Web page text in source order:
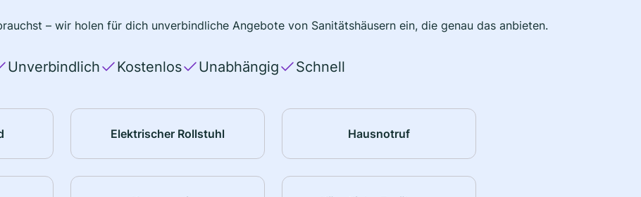
– wir holen für dich unverbindliche Angebote von Sanitätshäusern ein, die genau das anbieten.
Unverbindlich Kostenlos Unabhängig Schnell
Elektrischer Rollstuhl Hausnotruf